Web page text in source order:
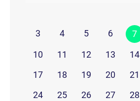
3
4 5 6 7
10 11 12 13 14
17
18 19 20 21
24
25 26 27 28